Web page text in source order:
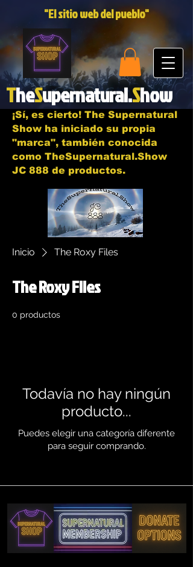
TheSupernatural.Show
"El sitio web del pueblo"
¡Sí, es cierto! The Supernatural
Show ha iniciado su propia
"marca", también conocida
como TheSupernatural.Show
JC 888 de productos.
Inicio The Roxy Files
The Roxy Files
0 productos
Todavía no hay ningún
producto...
Puedes elegir una categoría diferente
para seguir comprando.